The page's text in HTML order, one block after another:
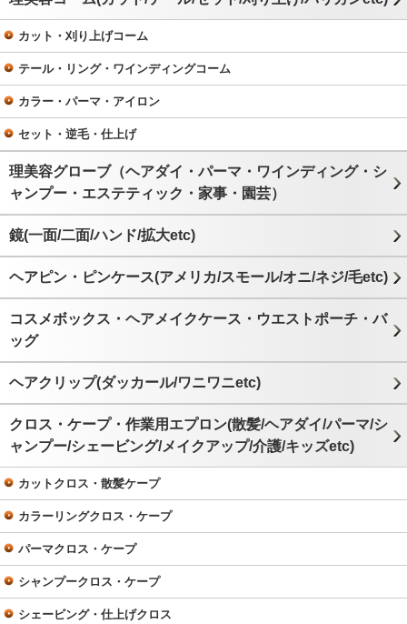
カット・刈り上げコーム
テール・リング・ワインディングコーム
カラー・パーマ・アイロン
セット・逆毛・仕上げ
理美容グローブ（ヘアダイ・パーマ・ワインディング・シ
ャンプー・エステティック・家事・園芸）
鏡(一面/二面/ハンド/拡大etc)
ヘアピン・ピンケース(アメリカ/スモール/オニ/ネジ/毛etc)
コスメボックス・ヘアメイクケース・ウエストポーチ・バ
ッグ
ヘアクリップ(ダッカール/ワニワニetc)
クロス・ケープ・作業用エプロン(散髪/ヘアダイ/パーマ/シ
ャンプー/シェービング/メイクアップ/介護/キッズetc)
カットクロス・散髪ケープ
カラーリングクロス・ケープ
パーマクロス・ケープ
シャンプークロス・ケープ
シェービング・仕上げクロス